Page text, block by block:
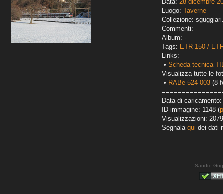
Data: 28 dicembre
Luogo: Taverne
Collezione:
Commenti: -
Album: -
Tags: ETR 150 /
Links:
• Scheda tecnica
Visualizza tutte le
• RABe 524 003 (8
Data di caricamento:
ID immagine: 1148 (
Visualizzazioni: 2079
Segnala qui dei dati
Sandro